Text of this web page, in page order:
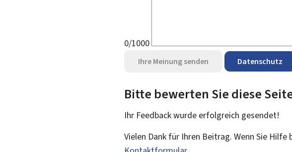
0/1000
Ihre Meinung senden Datenschutz
Bitte bewerten Sie diese
Ihr Feedback wurde erfolgreich gesendet!
Vielen Dank für Ihren Beitrag. Wenn Sie